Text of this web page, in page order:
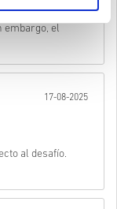
para acceder a
embargo, el
17-08-2025
al desafío.